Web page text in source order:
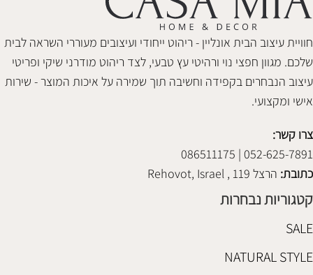
חוויית עיצוב הבית אונליין - ריהוט ייחודי ועיצובים מעוררי השראה לבית
שלכם. מגוון חפצי נוי ורהיטי עץ טבעי, לצד ריהוט מודרני שיקי ופריטי
עיצוב הנבחרים בקפידה וחשיבה תוך שמירה על איכות המוצר - שירות
אישי ומקצועי.
צרו קשר:
052-625-7891 | 086511175
כתובת: הרצל 119 , Rehovot, Israel
קטגוריות נבחרות
SALE
NATURAL STYLE